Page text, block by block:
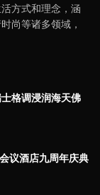
方式和理念，涵
尚等诸多领域，
格调浸润海天佛
议酒店九周年庆典